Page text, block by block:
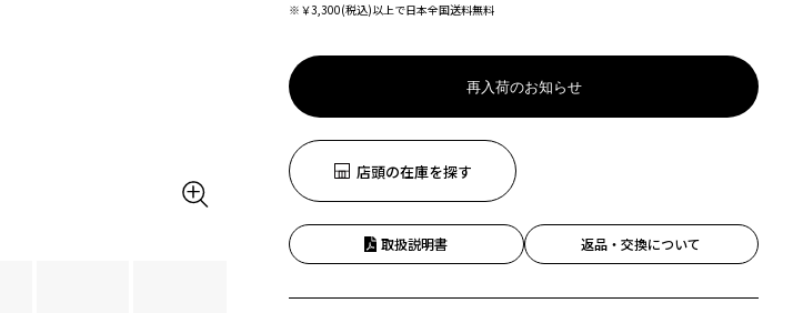
※￥3,300(税込)以上で日本全国送料無料
再入荷のお知らせ
店頭の在庫を探す
取扱説明書 返品・交換について